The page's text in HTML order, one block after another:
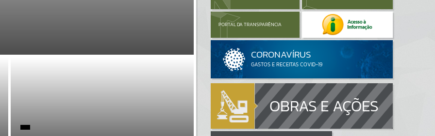
PORTAL DA TRANSPARÊNCIA
OBRAS E AÇÕES